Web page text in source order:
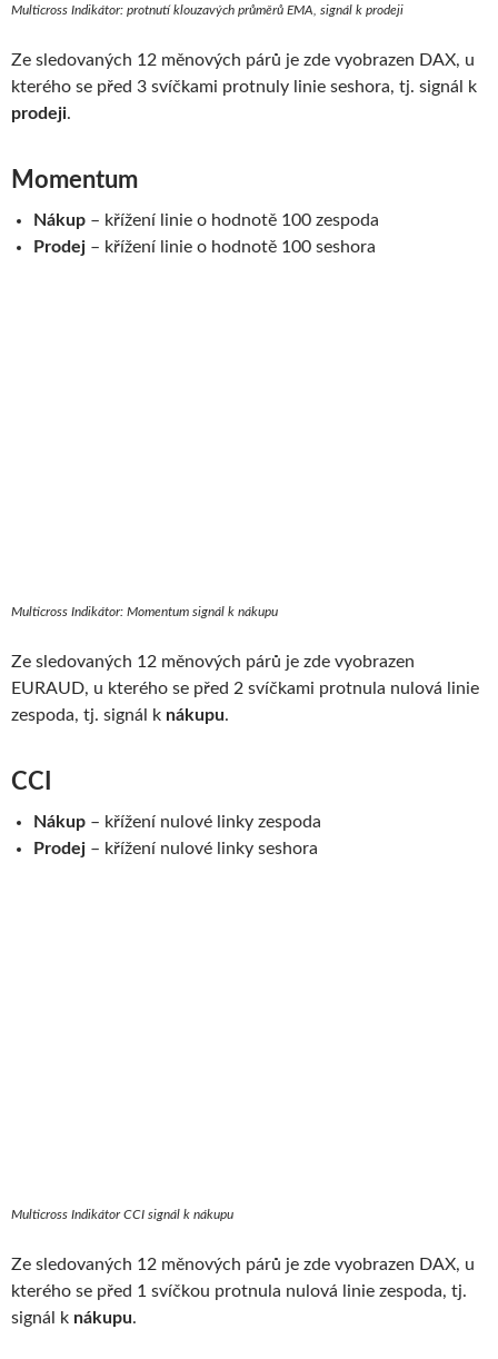
Multicross Indikátor: protnutí klouzavých průměrů EMA, signál k prodeji
Ze sledovaných 12 měnových párů je zde vyobrazen DAX, u
kterého se před 3 svíčkami protnuly linie seshora, tj. signál k
prodeji.
Momen­tum
Nákup – kří­žení linie o hod­notě 100 zespoda
Prodej – kří­žení linie o hod­notě 100 seshora
Multicross Indikátor: Momentum signál k nákupu
Ze sledovaných 12 měnových párů je zde vyobrazen
EURAUD, u kterého se před 2 svíčkami protnula nulová linie
zespoda, tj. signál k nákupu.
CCI
Nákup – kří­žení nulové linky zespoda
Prodej – kří­žení nulové linky seshora
Multicross Indikátor CCI signál k nákupu
Ze sledovaných 12 měnových párů je zde vyobrazen DAX, u
kterého se před 1 svíčkou protnula nulová linie zespoda, tj.
signál k nákupu.